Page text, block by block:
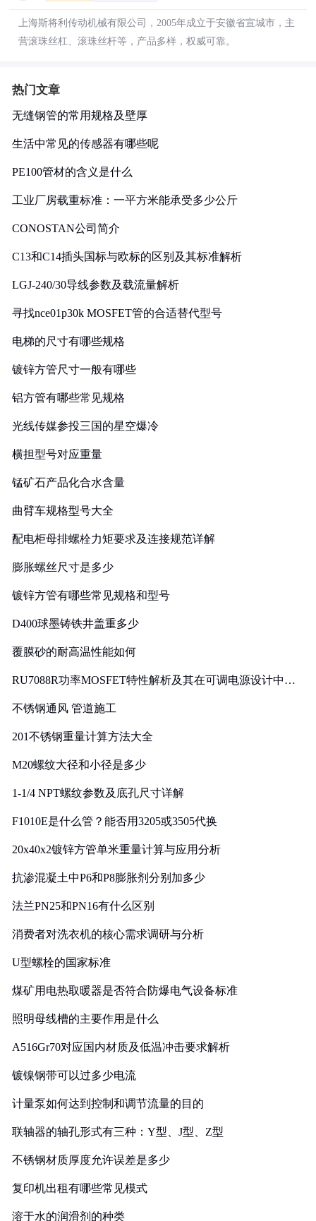
上海斯将利传动机械有限公司，2005年成立于安徽省宣城市，主
营滚珠丝杠、滚珠丝杆等，产品多样，权威可靠。
热门文章
无缝钢管的常用规格及壁厚
生活中常见的传感器有哪些呢
PE100管材的含义是什么
工业厂房载重标准：一平方米能承受多少公斤
CONOSTAN公司简介
C13和C14插头国标与欧标的区别及其标准解析
LGJ-240/30导线参数及载流量解析
寻找nce01p30k MOSFET管的合适替代型号
电梯的尺寸有哪些规格
镀锌方管尺寸一般有哪些
铝方管有哪些常见规格
光线传媒参投三国的星空爆冷
横担型号对应重量
锰矿石产品化合水含量
曲臂车规格型号大全
配电柜母排螺栓力矩要求及连接规范详解
膨胀螺丝尺寸是多少
镀锌方管有哪些常见规格和型号
D400球墨铸铁井盖重多少
覆膜砂的耐高温性能如何
RU7088R功率MOSFET特性解析及其在可调电源设计中的
不锈钢通风 管道施工
201不锈钢重量计算方法大全
M20螺纹大径和小径是多少
1-1/4 NPT螺纹参数及底孔尺寸详解
F1010E是什么管？能否用3205或3505代换
20x40x2镀锌方管单米重量计算与应用分析
抗渗混凝土中P6和P8膨胀剂分别加多少
法兰PN25和PN16有什么区别
消费者对洗衣机的核心需求调研与分析
U型螺栓的国家标准
煤矿用电热取暖器是否符合防爆电气设备标准
照明母线槽的主要作用是什么
A516Gr70对应国内材质及低温冲击要求解析
镀镍钢带可以过多少电流
计量泵如何达到控制和调节流量的目的
联轴器的轴孔形式有三种：Y型、J型、Z型
不锈钢材质厚度允许误差是多少
复印机出租有哪些常见模式
溶于水的润滑剂的种类